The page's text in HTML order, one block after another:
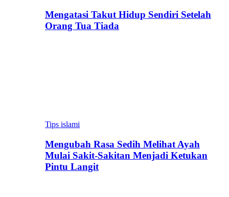
Mengatasi Takut Hidup Sendiri Setelah
Orang Tua Tiada
Tips islami
Mengubah Rasa Sedih Melihat Ayah
Mulai Sakit-Sakitan Menjadi Ketukan
Pintu Langit